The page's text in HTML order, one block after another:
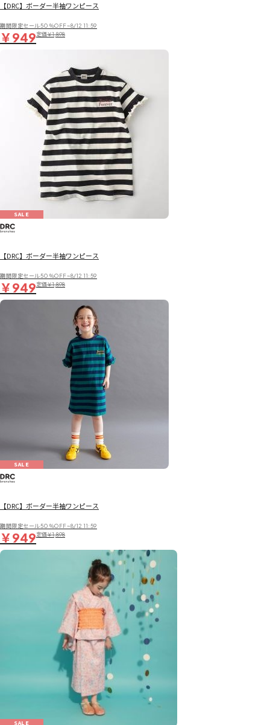
【DRC】ボーダー半袖ワンピース
期間限定セール50％OFF~8/12 11:59
￥949定価￥1,898
SALE
【DRC】ボーダー半袖ワンピース
期間限定セール50％OFF~8/12 11:59
￥949定価￥1,898
SALE
【DRC】ボーダー半袖ワンピース
期間限定セール50％OFF~8/12 11:59
￥949定価￥1,898
SALE